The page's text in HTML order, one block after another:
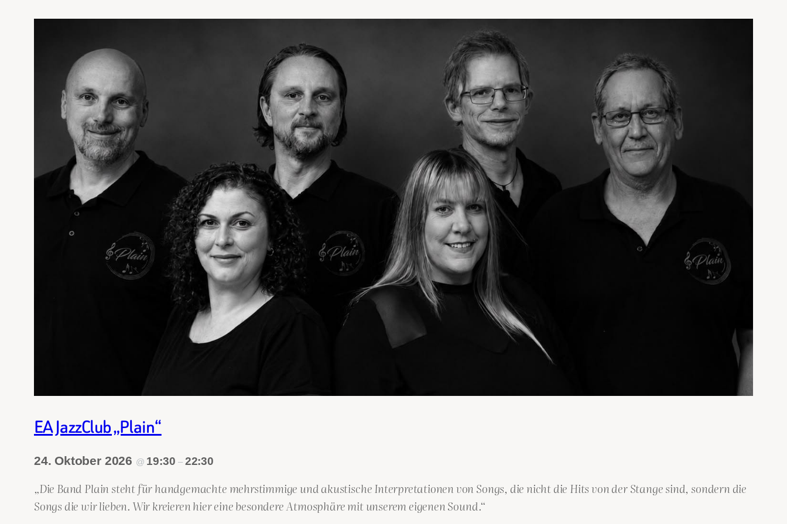
EA JazzClub „Plain“
24. Oktober 2026 @ 19:30– 22:30
„Die Band Plain steht für handgemachte mehrstimmige und akustische Interpretationen von Songs, die nicht die Hits von der Stange sind, sondern die
Songs die wir lieben. Wir kreieren hier eine besondere Atmosphäre mit unserem eigenen Sound.“